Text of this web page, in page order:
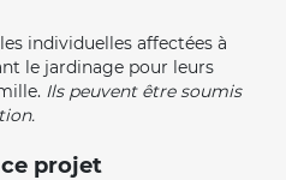
individuelles affectées à
le jardinage pour leurs
Ils peuvent être soumis
projet